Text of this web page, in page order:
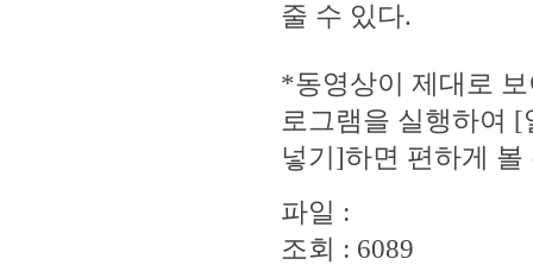
줄 수 있다.
*동영상이 제대로
로그램을 실행하여
넣기]하면 편하게 볼
파일 :
조회 : 6089